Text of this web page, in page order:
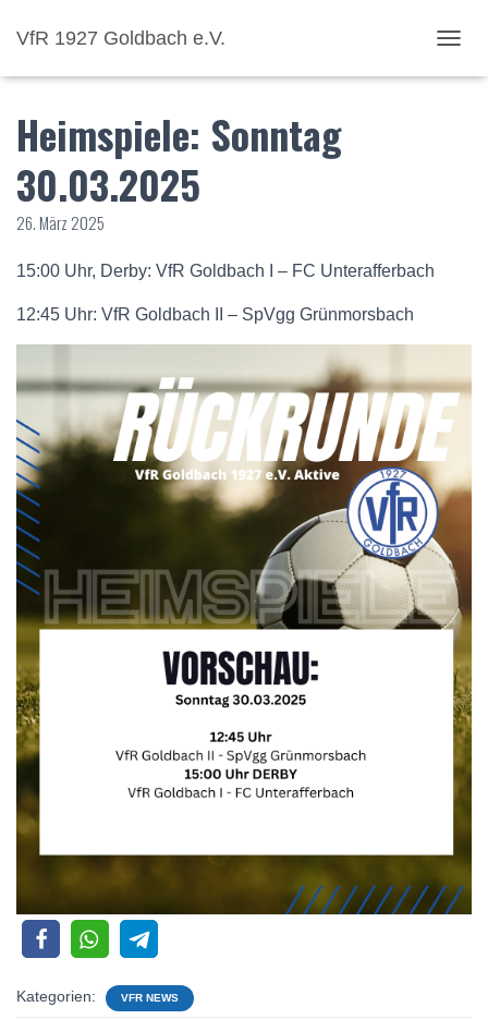
VfR 1927 Goldbach e.V.
Heimspiele: Sonntag
30.03.2025
26. März 2025
15:00 Uhr, Derby: VfR Goldbach I – FC Unterafferbach
12:45 Uhr: VfR Goldbach II – SpVgg Grünmorsbach
Kategorien: VFR NEWS